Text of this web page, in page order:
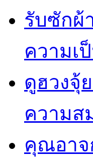
รับซักผ้
ความเ
ดูฮวงจุ้
ความ
คุณอาจ